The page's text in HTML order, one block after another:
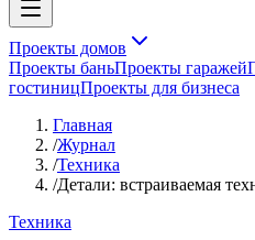
Проекты домов
Проекты баньПроекты гаражей
гостиницПроекты для бизнеса
Главная
/Журнал
/Техника
/Детали: встраиваемая
Техника